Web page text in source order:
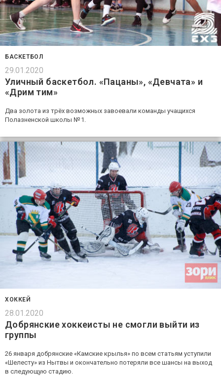
БАСКЕТБОЛ
29.01.2020
Уличный баскетбол. «Пацаны», «Девчата» и
«Дрим тим»
Два золота из трёх возможных завоевали команды учащихся
Полазненской школы № 1.
ХОККЕЙ
28.01.2020
Добрянские хоккеисты не смогли выйти из
группы
26 января добрянские «Камские крылья» по всем статьям уступили
«Шелесту» из Нытвы и окончательно потеряли все шансы на выход
в следующую стадию.